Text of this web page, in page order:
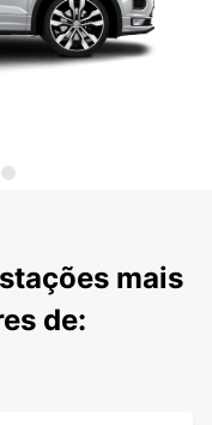
mais
de: